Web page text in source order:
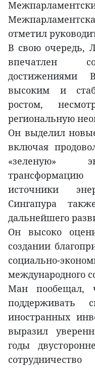
отметил
В свою очередь,
впечатлен
достижениями
высоким и
ростом,
региональную
Он выделил
включая
«зеленую»
источники
Сингапура
дальнейшего
Он высоко
создании
социально-
международного
Ман пообещал,
поддерживать
иностранных
выразил
годы